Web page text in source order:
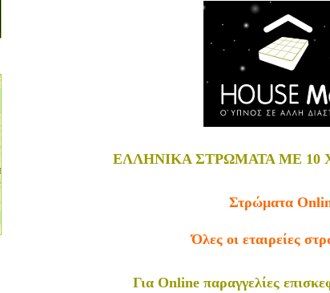
ΕΛΛΗΝΙΚΑ ΣΤΡΩΜΑΤΑ ΜΕ 10
Στρώματα
Όλες οι εταιρείες
Για Online παραγγελίες ε